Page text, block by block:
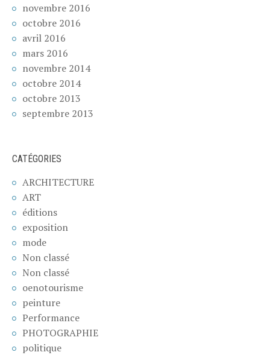
novembre 2016
octobre 2016
avril 2016
mars 2016
novembre 2014
octobre 2014
octobre 2013
septembre 2013
CATÉGORIES
ARCHITECTURE
ART
éditions
exposition
mode
Non classé
Non classé
oenotourisme
peinture
Performance
PHOTOGRAPHIE
politique